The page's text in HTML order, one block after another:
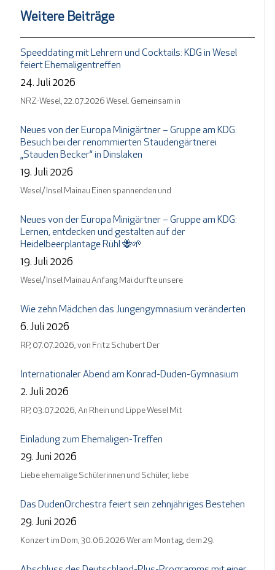
Weitere Beiträge
Speeddating mit Lehrern und Cocktails: KDG in Wesel
feiert Ehemaligentreffen
24. Juli 2026
NRZ-Wesel, 22.07.2026 Wesel. Gemeinsam in
Neues von der Europa Minigärtner – Gruppe am KDG:
Besuch bei der renommierten Staudengärtnerei
„Stauden Becker“ in Dinslaken
19. Juli 2026
Wesel/ Insel Mainau Einen spannenden und
Neues von der Europa Minigärtner – Gruppe am KDG:
Lernen, entdecken und gestalten auf der
Heidelbeerplantage Rühl 🐝🌱
19. Juli 2026
Wesel/ Insel Mainau Anfang Mai durfte unsere
Wie zehn Mädchen das Jungengymnasium veränderten
6. Juli 2026
RP, 07.07.2026, von Fritz Schubert Der
Internationaler Abend am Konrad-Duden-Gymnasium
2. Juli 2026
RP, 03.07.2026, An Rhein und Lippe Wesel Mit
Einladung zum Ehemaligen-Treffen
29. Juni 2026
Liebe ehemalige Schülerinnen und Schüler, liebe
Das DudenOrchestra feiert sein zehnjähriges Bestehen
29. Juni 2026
Konzert im Dom, 30.06.2026 Wer am Montag, dem 29.